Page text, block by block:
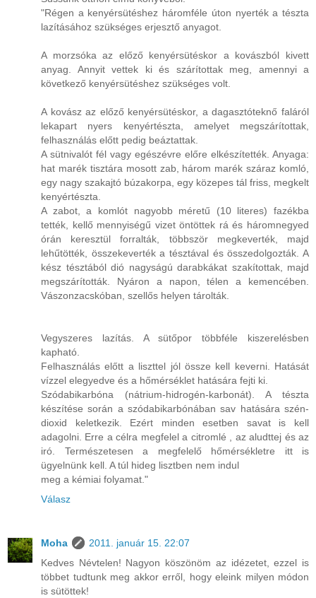
"Régen a kenyérsütéshez háromféle úton nyerték a tészta
lazításához szükséges erjesztő anyagot.
A morzsóka az előző kenyérsütéskor a kovászból kivett
anyag. Annyit vettek ki és szárítottak meg, amennyi a
következő kenyérsütéshez szükséges volt.
A kovász az előző kenyérsütéskor, a dagasztóteknő faláról
lekapart nyers kenyértészta, amelyet megszárítottak,
felhasználás előtt pedig beáztattak.
A sütnivalót fél vagy egészévre előre elkészítették. Anyaga:
hat marék tisztára mosott zab, három marék száraz komló,
egy nagy szakajtó búzakorpa, egy közepes tál friss, megkelt
kenyértészta.
A zabot, a komlót nagyobb méretű (10 literes) fazékba
tették, kellő mennyiségű vizet öntöttek rá és háromnegyed
órán keresztül forralták, többször megkeverték, majd
lehűtötték, összekeverték a tésztával és összedolgozták. A
kész tésztából dió nagyságú darabkákat szakítottak, majd
megszárították. Nyáron a napon, télen a kemencében.
Vászonzacskóban, szellős helyen tárolták.
Vegyszeres lazítás. A sütőpor többféle kiszerelésben
kapható.
Felhasználás előtt a liszttel jól össze kell keverni. Hatását
vízzel elegyedve és a hőmérséklet hatására fejti ki.
Szódabikarbóna (nátrium-hidrogén-karbonát). A tészta
készítése során a szódabikarbónában sav hatására szén-
dioxid keletkezik. Ezért minden esetben savat is kell
adagolni. Erre a célra megfelel a citromlé , az aludttej és az
iró. Természetesen a megfelelő hőmérsékletre itt is
ügyelnünk kell. A túl hideg lisztben nem indul
meg a kémiai folyamat."
Válasz
Moha
2011. január 15. 22:07
Kedves Névtelen! Nagyon köszönöm az idézetet, ezzel is
többet tudtunk meg akkor erről, hogy eleink milyen módon
is sütöttek!